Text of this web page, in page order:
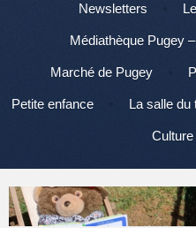
Newsletters
Médiathèque Pugey
Marché de Pugey
Petite enfance La salle du